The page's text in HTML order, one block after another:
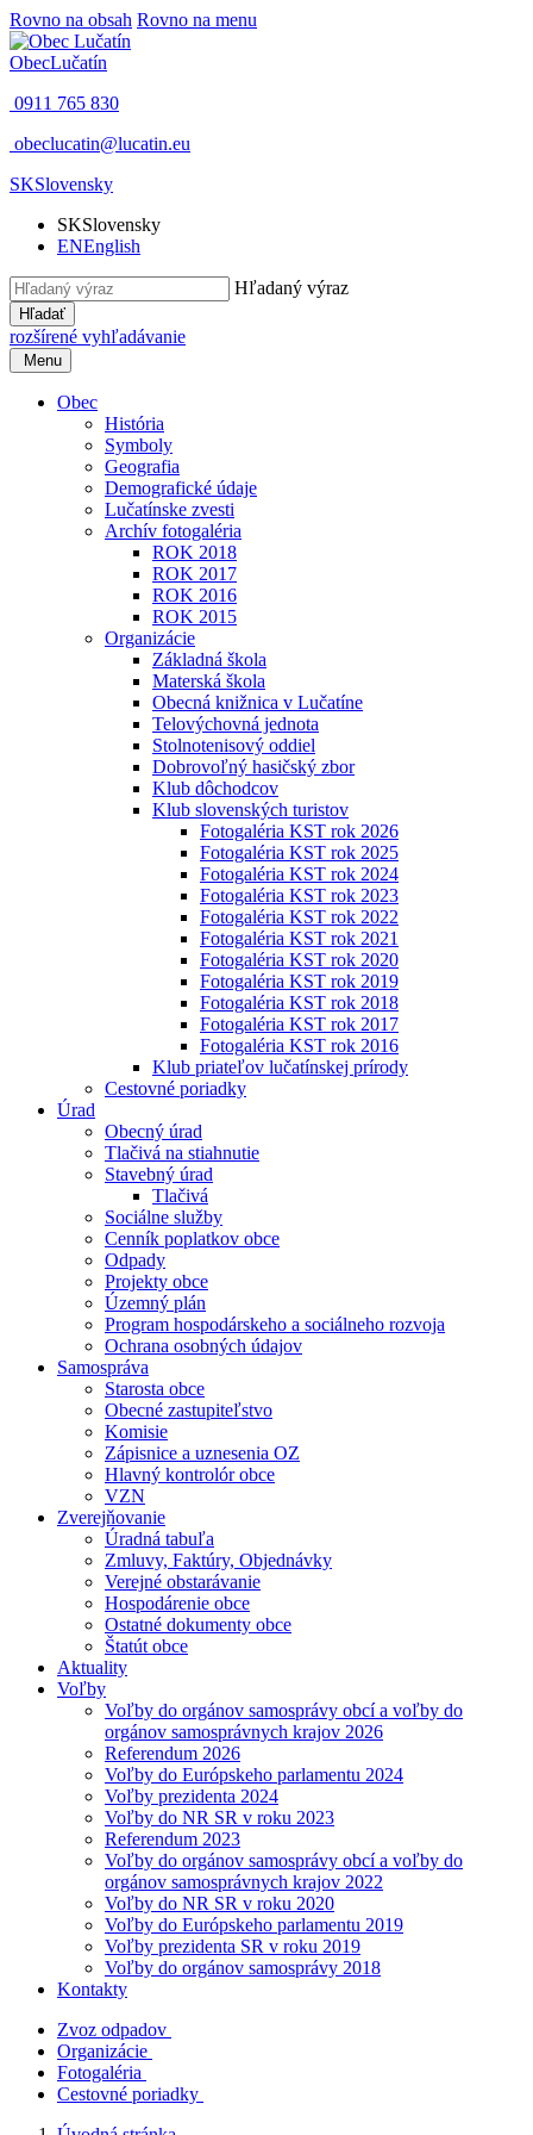
Rovno na obsah Rovno na menu
ObecLučatín
0911 765 830
obeclucatin@lucatin.eu
SKSlovensky
SKSlovensky
ENEnglish
Hľadaný výraz
Hľadať
rozšírené vyhľadávanie
Menu
Obec
História
Symboly
Geografia
Demografické údaje
Lučatínske zvesti
Archív fotogaléria
ROK 2018
ROK 2017
ROK 2016
ROK 2015
Organizácie
Základná škola
Materská škola
Obecná knižnica v Lučatíne
Telovýchovná jednota
Stolnotenisový oddiel
Dobrovoľný hasičský zbor
Klub dôchodcov
Klub slovenských turistov
Fotogaléria KST rok 2026
Fotogaléria KST rok 2025
Fotogaléria KST rok 2024
Fotogaléria KST rok 2023
Fotogaléria KST rok 2022
Fotogaléria KST rok 2021
Fotogaléria KST rok 2020
Fotogaléria KST rok 2019
Fotogaléria KST rok 2018
Fotogaléria KST rok 2017
Fotogaléria KST rok 2016
Klub priateľov lučatínskej prírody
Cestovné poriadky
Úrad
Obecný úrad
Tlačivá na stiahnutie
Stavebný úrad
Tlačivá
Sociálne služby
Cenník poplatkov obce
Odpady
Projekty obce
Územný plán
Program hospodárskeho a sociálneho rozvoja
Ochrana osobných údajov
Samospráva
Starosta obce
Obecné zastupiteľstvo
Komisie
Zápisnice a uznesenia OZ
Hlavný kontrolór obce
VZN
Zverejňovanie
Úradná tabuľa
Zmluvy, Faktúry, Objednávky
Verejné obstarávanie
Hospodárenie obce
Ostatné dokumenty obce
Štatút obce
Aktuality
Voľby
Voľby do orgánov samosprávy obcí a voľby do
orgánov samosprávnych krajov 2026
Referendum 2026
Voľby do Európskeho parlamentu 2024
Voľby prezidenta 2024
Voľby do NR SR v roku 2023
Referendum 2023
Voľby do orgánov samosprávy obcí a voľby do
orgánov samosprávnych krajov 2022
Voľby do NR SR v roku 2020
Voľby do Európskeho parlamentu 2019
Voľby prezidenta SR v roku 2019
Voľby do orgánov samosprávy 2018
Kontakty
Zvoz odpadov
Organizácie
Fotogaléria
Cestovné poriadky